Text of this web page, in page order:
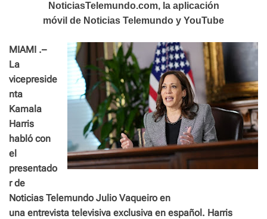
NoticiasTelemundo.com, la aplicación
móvil de Noticias Telemundo y YouTube
MIAMI .–
La
vicepreside
nta
Kamala
Harris
habló con
el
presentado
r de
Noticias Telemundo Julio Vaqueiro en
una entrevista televisiva exclusiva en español. Harris